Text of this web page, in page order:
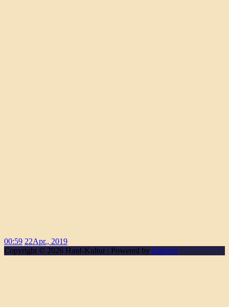
00:59 22Apr., 2019
Copyright © 2026 Hanf-Kultur | Powered by Eduvert